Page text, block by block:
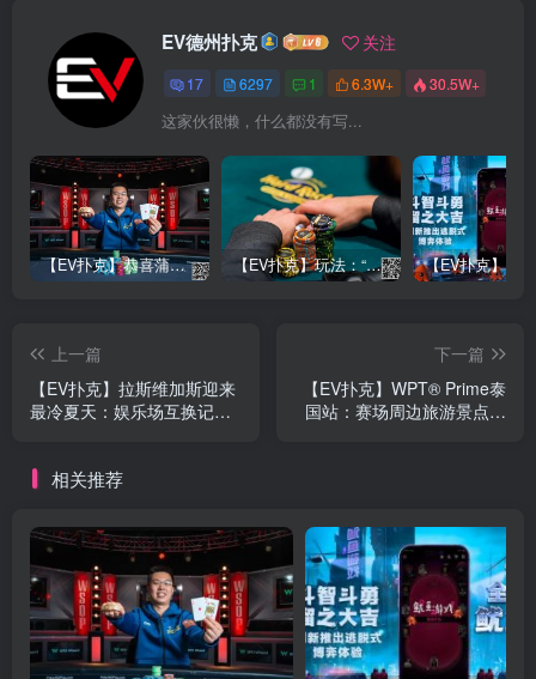
EV德州扑克 关注
17 6297 1 6.3W+ 30.5W+
这家伙很懒，什么都没有写...
【EV扑克】恭喜蒲蔚然赛事#65夺冠，收获国人2023WSOP第六条金手链，奖金93万刀！ 【EV扑克】玩法：“松弱鱼/松凶鱼打法”的基本攻略
上一篇
【EV扑克】拉斯维加斯迎来
最冷夏天：娱乐场互换记分
下一篇
【EV扑克】WPT® Prime泰
国站：赛场周边旅游景点推
相关推荐